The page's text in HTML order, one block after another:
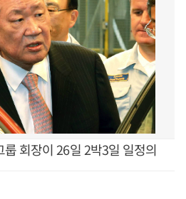
회장이 26일 2박3일 일정의